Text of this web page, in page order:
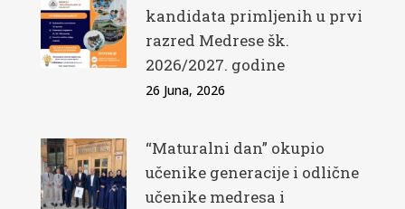
kandidata primljenih u prvi
razred Medrese šk.
2026/2027. godine
26 Juna, 2026
“Maturalni dan” okupio
učenike generacije i odlične
učenike medresa i